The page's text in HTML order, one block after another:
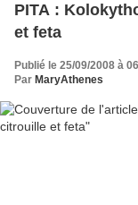
PITA :
et feta
Publié le 25/09/2008 à
Par MaryAthenes